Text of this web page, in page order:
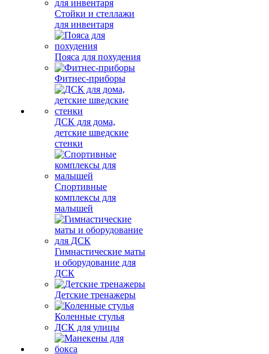
Стойки и стеллажи
для инвентаря
Пояса для похудения
Фитнес-приборы
ДСК для дома,
детские шведские
стенки
Спортивные
комплексы для
малышей
Гимнастические маты
и оборудование для
ДСК
Детские тренажеры
Коленные стулья
ДСК для улицы